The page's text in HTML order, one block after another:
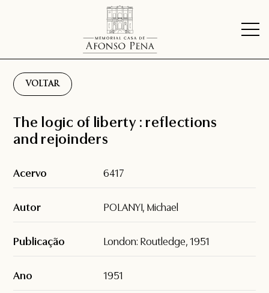
VOLTAR
The logic of liberty : reflections
and rejoinders
Acervo 6417
Autor POLANYI, Michael
Publicação London: Routledge, 1951
Ano 1951